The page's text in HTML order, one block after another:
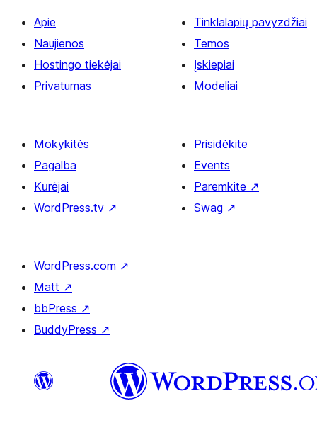
Apie
Naujienos
Hostingo tiekėjai
Privatumas
Tinklalapių pavyzdžiai
Temos
Įskiepiai
Modeliai
Mokykitės
Pagalba
Kūrėjai
WordPress.tv ↗
Prisidėkite
Events
Paremkite ↗
Swag ↗
WordPress.com ↗
Matt ↗
bbPress ↗
BuddyPress ↗